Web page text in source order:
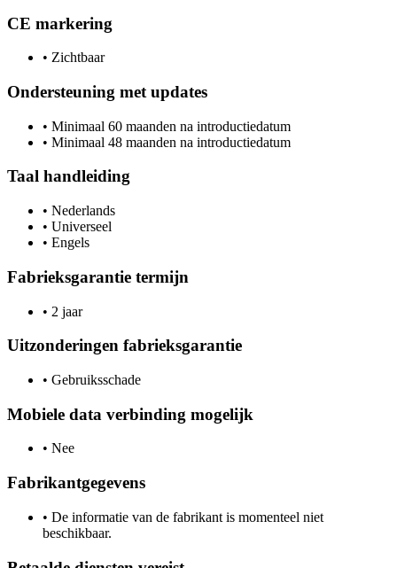
CE markering
• Zichtbaar
Ondersteuning met updates
• Minimaal 60 maanden na introductiedatum
• Minimaal 48 maanden na introductiedatum
Taal handleiding
• Nederlands
• Universeel
• Engels
Fabrieksgarantie termijn
• 2 jaar
Uitzonderingen fabrieksgarantie
• Gebruiksschade
Mobiele data verbinding mogelijk
• Nee
Fabrikantgegevens
• De informatie van de fabrikant is momenteel niet
beschikbaar.